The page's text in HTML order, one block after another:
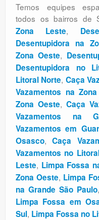
Temos equipes
todos os bairros de
Zona Leste,
Desentupidora na
Zona Oeste,
Desentupidora no
Litoral Norte, Caça
Vazamentos na
Zona Oeste, Caça
Vazamentos na
Vazamentos em
Osasco,Caça
Vazamentos no
Leste, Limpa Fossa
Zona Oeste, Limpa
na Grande São Paulo,
Limpa Fossa em
Sul, Limpa Fossa no